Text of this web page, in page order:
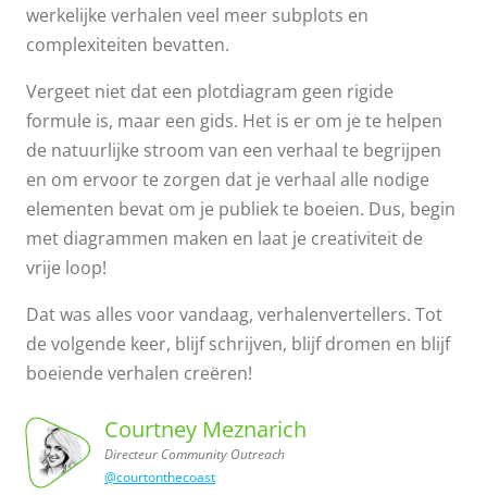
werkelijke verhalen veel meer subplots en
complexiteiten bevatten.
Vergeet niet dat een plotdiagram geen rigide
formule is, maar een gids. Het is er om je te helpen
de natuurlijke stroom van een verhaal te begrijpen
en om ervoor te zorgen dat je verhaal alle nodige
elementen bevat om je publiek te boeien. Dus, begin
met diagrammen maken en laat je creativiteit de
vrije loop!
Dat was alles voor vandaag, verhalenvertellers. Tot
de volgende keer, blijf schrijven, blijf dromen en blijf
boeiende verhalen creëren!
Courtney
Meznarich,
Directeur
Community
Outreach
Courtney Meznarich
Directeur Community Outreach
@courtonthecoast